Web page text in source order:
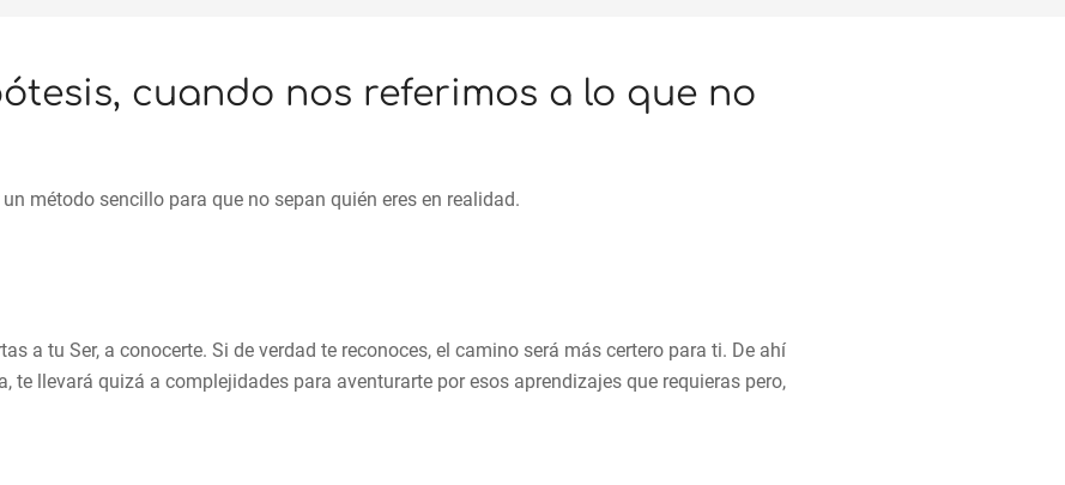
cuando nos referimos a lo que no
un método sencillo para que no sepan quién eres en realidad.
a tu Ser, a conocerte. Si de verdad te reconoces, el camino será más certero para ti. De ahí
te llevará quizá a complejidades para aventurarte por esos aprendizajes que requieras pero,